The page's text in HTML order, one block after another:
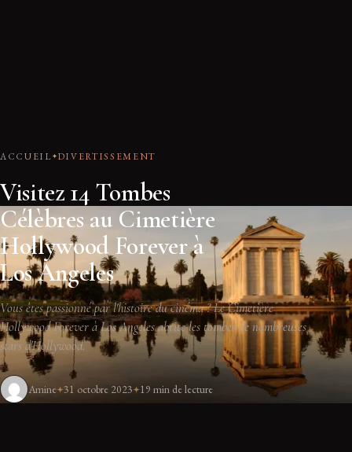
ACCUEIL DIVERTISSEMENT
Visitez 14 Tombes
Célèbres au Cimetière
Hollywood Forever à
Los Angeles
Vous êtes passionné par l'histoire du cinéma ? Le Cimetière
Hollywood Forever à Los Angeles abrite les tombes de nombreuses
stars d'Hollywood.
Amine 31 octobre 2023 19 min de lecture